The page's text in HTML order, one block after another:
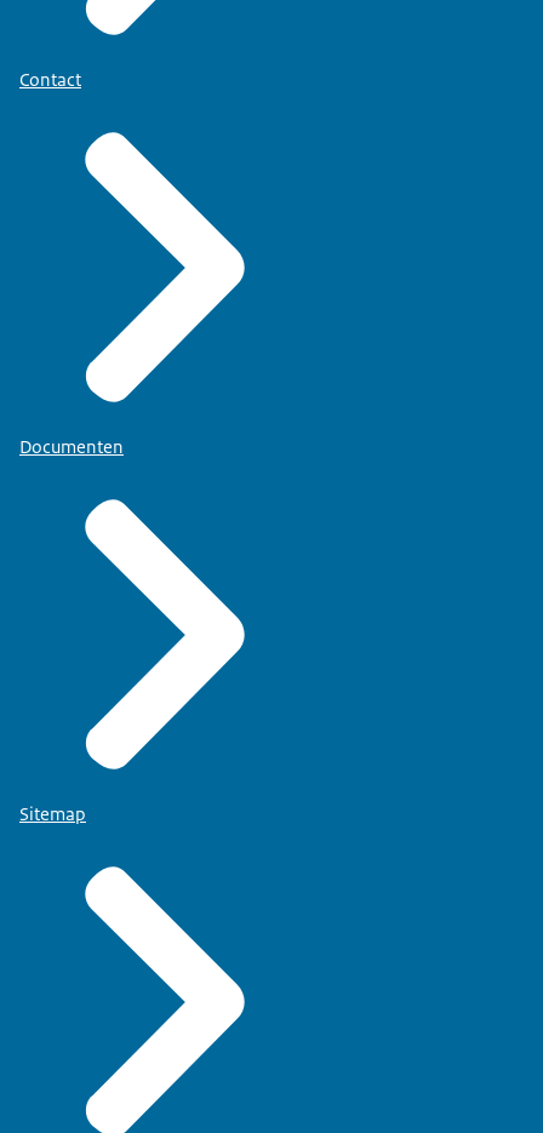
Contact
Documenten
Sitemap